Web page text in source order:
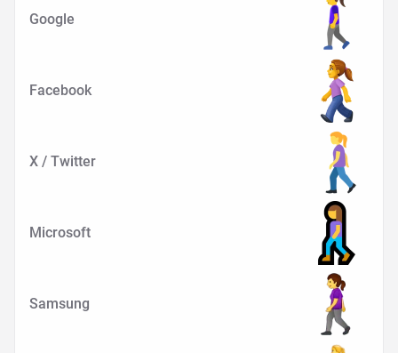
Google
Facebook
X / Twitter
Microsoft
Samsung